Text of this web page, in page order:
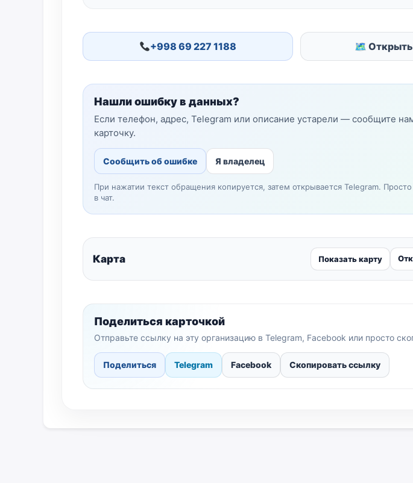
+998 69 227 1188 🗺 Открыть
Нашли ошибку в данных?
Если телефон, адрес, Telegram или описание устарели — сообщите
карточку.
Сообщить об ошибке Я владелец
При нажатии текст обращения копируется, затем открывается Telegram.
в чат.
Карта Показать карту
Поделиться карточкой
Отправьте ссылку на эту организацию в Telegram, Facebook или просто
Поделиться Telegram Facebook Скопировать ссылку